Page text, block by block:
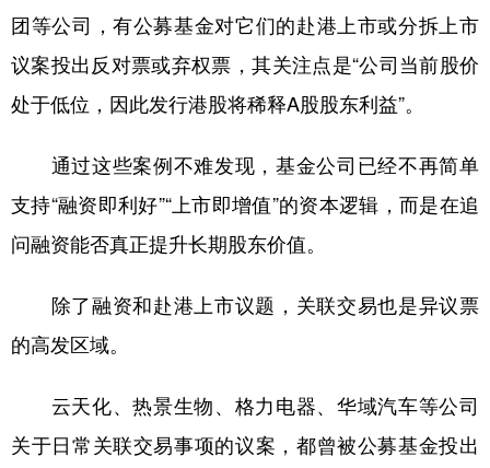
团等公司，有公募基金对它们的赴港上市或分拆上市
议案投出反对票或弃权票，其关注点是“公司当前股价
处于低位，因此发行港股将稀释A股股东利益”。
通过这些案例不难发现，基金公司已经不再简单
支持“融资即利好”“上市即增值”的资本逻辑，而是在追
问融资能否真正提升长期股东价值。
除了融资和赴港上市议题，关联交易也是异议票
的高发区域。
云天化、热景生物、格力电器、华域汽车等公司
关于日常关联交易事项的议案，都曾被公募基金投出